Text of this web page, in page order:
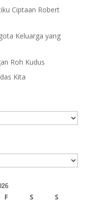
Ciptaan Robert
Keluarga yang
Roh Kudus
Kita
F S S